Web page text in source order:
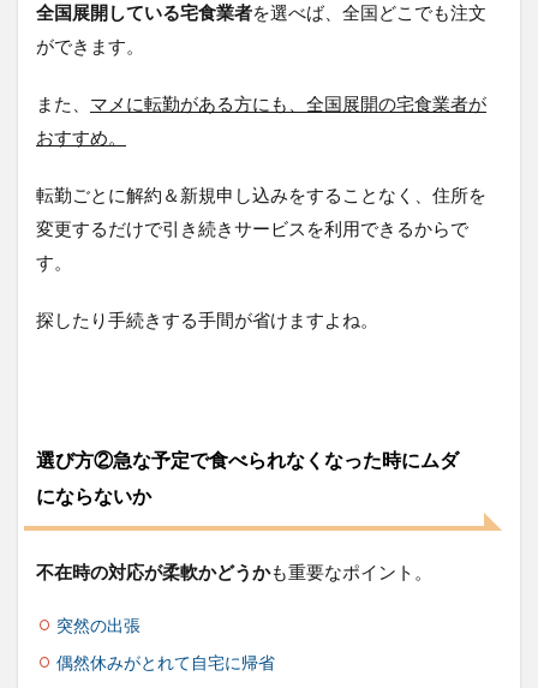
2
単身
の方
への
おす
宅配
サー
ビス
５選
食宅
2.3
ニチ
レイ
イレ
クト
2.4
全国展開している宅食業者を選べば、全国どこでも注文
ができます。
また、 マメに転勤がある方にも、全国展開の宅食業者が
おすすめ。
転勤ごとに解約＆新規申し込みをすることなく、住所を
変更するだけで引き続きサービスを利用できるからで
す。
探したり手続きする手間が省けますよね。
選び方②急な予定で食べられなくなった時にムダ
にならないか
不在時の対応が柔軟かどうかも重要なポイント。
突然の出張
偶然休みがとれて自宅に帰省